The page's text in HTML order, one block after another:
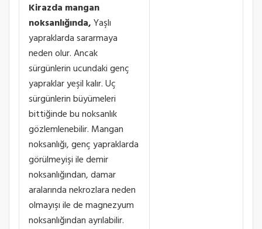
Kirazda mangan
noksanlığında,Yaşlı
yapraklarda sararmaya
neden olur. Ancak
sürgünlerin ucundaki genç
yapraklar yeşil kalır. Uç
sürgünlerin büyümeleri
bittiğinde bu noksanlık
gözlemlenebilir. Mangan
noksanlığı, genç yapraklarda
görülmeyişi ile demir
noksanlığından, damar
aralarında nekrozlara neden
olmayışı ile de magnezyum
noksanlığından ayrılabilir.